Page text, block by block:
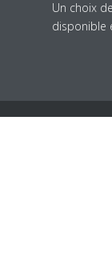
Un choix
disponible